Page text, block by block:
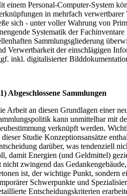
einem Personal-Computer-System
in mehrfach verwertbarer
sich - unter voller Wahrung von
Systematik der
Sammlungsgliederung
Verwertbarkeit der einschlägigen
inkl. digitalisierter
Abgeschlossene Sammlungen
Arbeit an diesen Grundlagen einer
kann unmittelbar mit
verknüpft werden.
dieser Studie Konzeptionsansätze
darüber, was tendenziell
damit Energien (und Geldmittel)
nicht zwingend das
ist, der wichtige Punkt, sondern
Schwerpunkte und
Entscheidungskriterien